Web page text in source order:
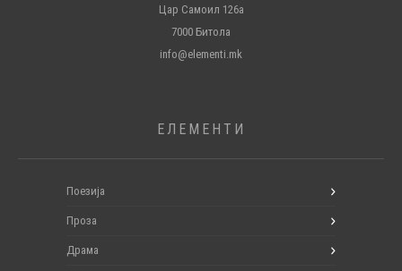
Цар Самоил 126а
7000 Битола
info@elementi.mk
ЕЛЕМЕНТИ
Поезија
Проза
Драма